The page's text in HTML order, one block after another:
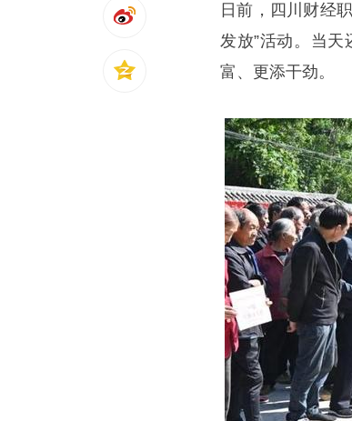
日前，四川财经
发放”活动。当天
富、更添干劲。